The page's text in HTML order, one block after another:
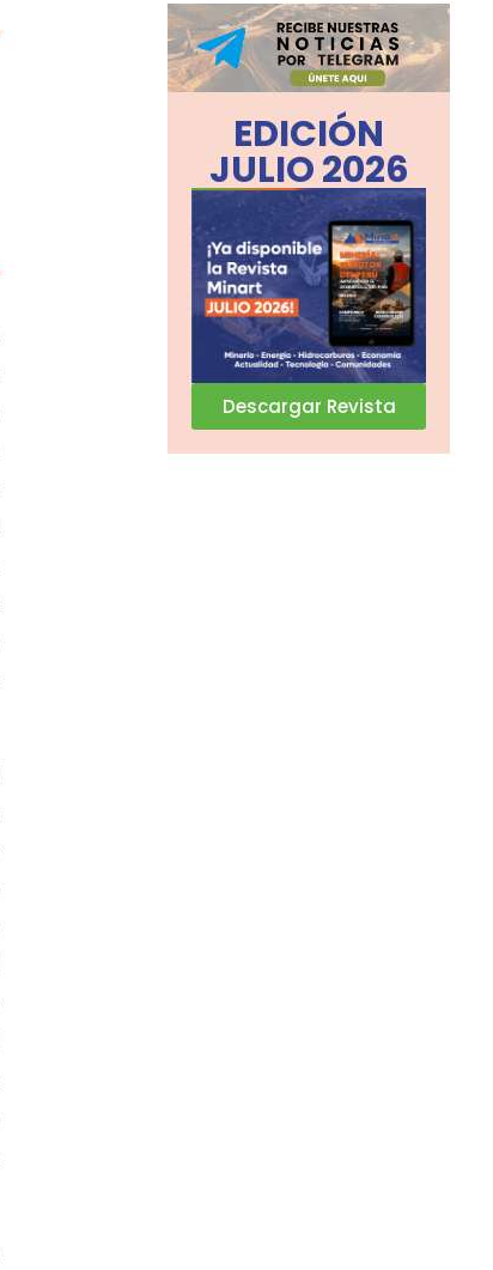
EDICIÓN
JULIO 2026
Descargar Revista